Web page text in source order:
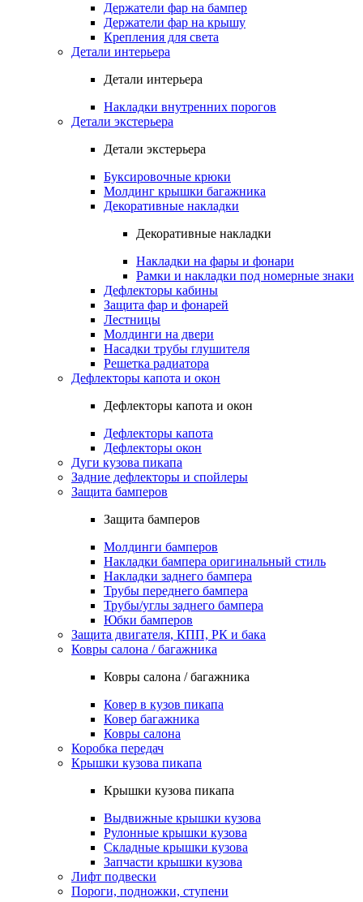
Держатели фар на бампер
Держатели фар на крышу
Крепления для света
Детали интерьера
Детали интерьера
Накладки внутренних порогов
Детали экстерьера
Детали экстерьера
Буксировочные крюки
Молдинг крышки багажника
Декоративные накладки
Декоративные накладки
Накладки на фары и фонари
Рамки и накладки под номерные знаки
Дефлекторы кабины
Защита фар и фонарей
Лестницы
Молдинги на двери
Насадки трубы глушителя
Решетка радиатора
Дефлекторы капота и окон
Дефлекторы капота и окон
Дефлекторы капота
Дефлекторы окон
Дуги кузова пикапа
Задние дефлекторы и спойлеры
Защита бамперов
Защита бамперов
Молдинги бамперов
Накладки бампера оригинальный стиль
Накладки заднего бампера
Трубы переднего бампера
Трубы/углы заднего бампера
Юбки бамперов
Защита двигателя, КПП, РК и бака
Ковры салона / багажника
Ковры салона / багажника
Ковер в кузов пикапа
Ковер багажника
Ковры салона
Коробка передач
Крышки кузова пикапа
Крышки кузова пикапа
Выдвижные крышки кузова
Рулонные крышки кузова
Складные крышки кузова
Запчасти крышки кузова
Лифт подвески
Пороги, подножки, ступени